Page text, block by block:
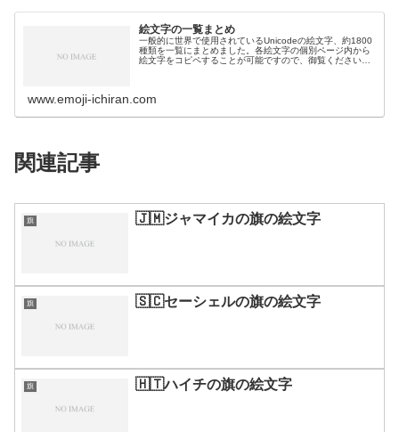
絵文字の一覧まとめ
一般的に世界で使用されているUnicodeの絵文字、約1800
種類を一覧にまとめました。各絵文字の個別ページ内から
絵文字をコピペすることが可能ですので、御覧ください。
www.emoji-ichiran.com
関連記事
旗 🇯🇲ジャマイカの旗の絵文字
旗 🇸🇨セーシェルの旗の絵文字
旗 🇭🇹ハイチの旗の絵文字